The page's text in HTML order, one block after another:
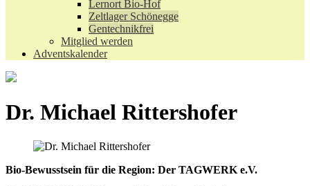
Lernort Bio-Hof
Zeltlager Schönegge
Gentechnikfrei
Mitglied werden
Adventskalender
Dr. Michael Rittershofer
Bio-Bewusstsein für die Region: Der TAGWERK e.V.